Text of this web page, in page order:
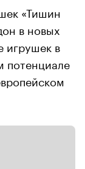
«Тишин
в новых
игрушек в
потенциале